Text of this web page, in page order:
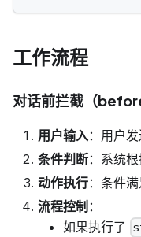
工作流程
对话前拦截（
用户输入：用户
条件判断：系统
动作执行：条件
流程控制 ：
如果执行了